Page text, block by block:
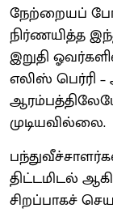
நேற்றையப்
நிர்ணயித்த
இறுதி
எலிஸ் பெர்ரி
முடியவில்லை.
திட்டமிடல்
சிறப்பாகச்